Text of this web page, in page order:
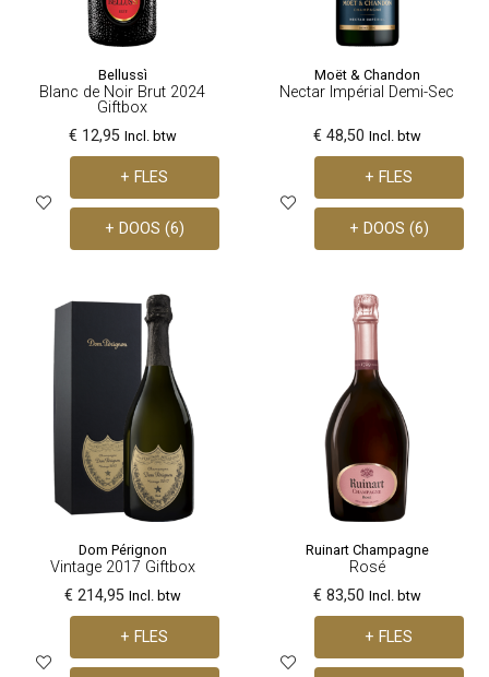
Bellussì
Blanc de Noir Brut 2024
Giftbox
€ 12,95 Incl. btw
+ FLES
+ DOOS (6)
Moët & Chandon
Nectar Impérial Demi-Sec
€ 48,50 Incl. btw
+ FLES
+ DOOS (6)
Dom Pérignon
Vintage 2017 Giftbox
€ 214,95 Incl. btw
+ FLES
Ruinart Champagne
Rosé
€ 83,50 Incl. btw
+ FLES